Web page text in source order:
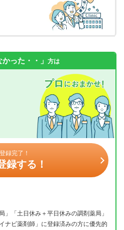
った・・」 方は
録完了！
録する！
」「土日休み＋平日休みの調剤薬局」
ナビ薬剤師」に登録済みの方に優先的